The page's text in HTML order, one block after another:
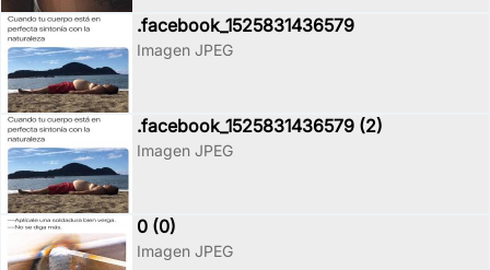
.facebook_1525831436579
Imagen JPEG
.facebook_1525831436579 (2)
Imagen JPEG
0 (0)
Imagen JPEG